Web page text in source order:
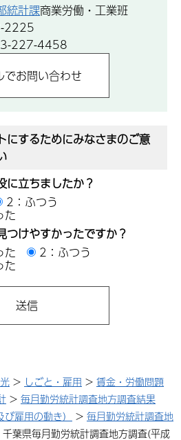
統計課商業労働・工業班
2225
227-4458
にするためにみなさまのご意
に立ちましたか？
2：ふつう
た
つけやすかったですか？
た
2：ふつう
た
> しごと・雇用 > 賃金・労働問題
> 毎月勤労統計調査地方調査結果
雇用の動き）
> 毎月勤労統計調査地
葉県毎月勤労統計調査地方調査(平成